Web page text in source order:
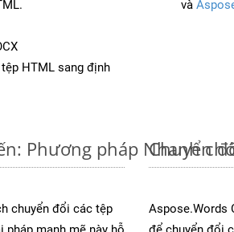
HTML sang định
và
Phương pháp Nhanh
chuyển đổi các tệp
Chuyển
Aspose.Words